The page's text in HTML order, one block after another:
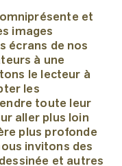
et
images
écrans de nos
à une
le lecteur à
les
toute leur
aller plus loin
plus profonde
invitons des
et autres